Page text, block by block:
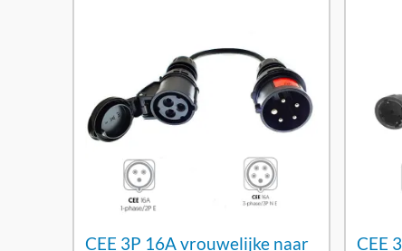
CEE 3P 16A vrouwelijke naar
CEE